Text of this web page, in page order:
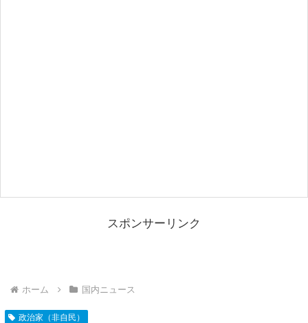
スポンサーリンク
ホーム 国内ニュース
政治家（非自民）